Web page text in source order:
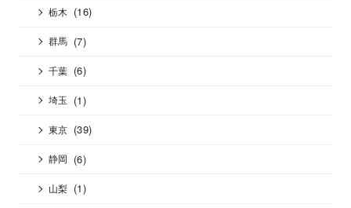
栃木 (16)
群馬 (7)
千葉 (6)
埼玉 (1)
東京 (39)
静岡 (6)
山梨 (1)